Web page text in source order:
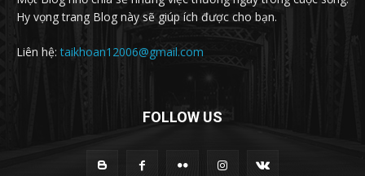
Hy vọng trang Blog này sẽ giúp ích được cho bạn.
Liên hệ:taikhoan12006@gmail.com
FOLLOW US